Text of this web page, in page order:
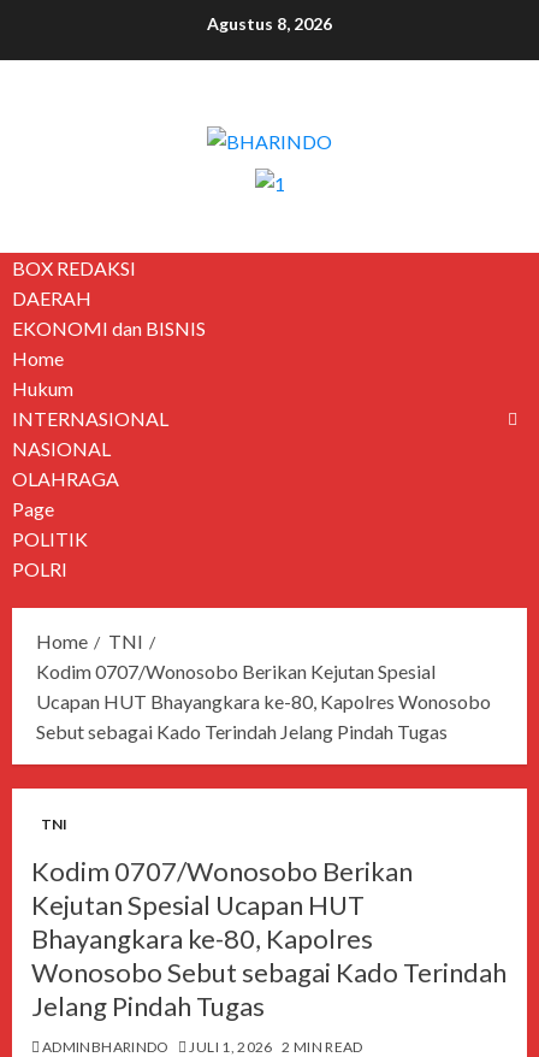
Agustus 8, 2026
BOX REDAKSI
DAERAH
EKONOMI dan BISNIS
Home
Hukum
INTERNASIONAL
NASIONAL
OLAHRAGA
Page
POLITIK
POLRI
Home
TNI
Kodim 0707/Wonosobo Berikan Kejutan Spesial
Ucapan HUT Bhayangkara ke-80, Kapolres Wonosobo
Sebut sebagai Kado Terindah Jelang Pindah Tugas
TNI
Kodim 0707/Wonosobo Berikan
Kejutan Spesial Ucapan HUT
Bhayangkara ke-80, Kapolres
Wonosobo Sebut sebagai Kado Terindah
Jelang Pindah Tugas
ADMINBHARINDO JULI 1, 2026 2 MIN READ